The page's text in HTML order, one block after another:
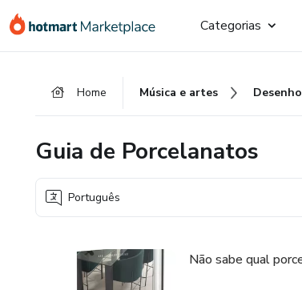
para
para
para
Categorias
Home Música e artes Desenho
Guia de Porcelanatos
Português
Não sabe qual